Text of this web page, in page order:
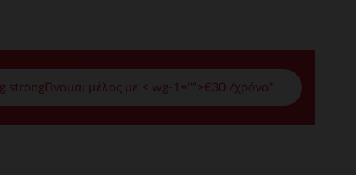
να διαχειριστείτε τις ρυθμίσεις απορρήτου,
strongΓίνομαι μέλος με < wg-1="">€30 /χρόνο*